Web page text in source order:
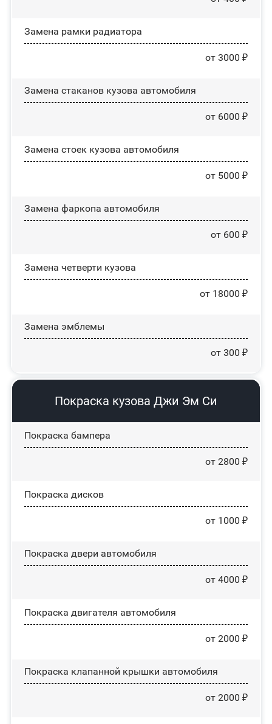
Замена рамки радиатора
от 3000 ₽
Замена стаканов кузова автомобиля
от 6000 ₽
Замена стоек кузова автомобиля
от 5000 ₽
Замена фаркопа автомобиля
от 600 ₽
Замена четверти кузова
от 18000 ₽
Замена эмблемы
от 300 ₽
Покраска кузова Джи Эм Си
Покраска бампера
от 2800 ₽
Покраска дисков
от 1000 ₽
Покраска двери автомобиля
от 4000 ₽
Покраска двигателя автомобиля
от 2000 ₽
Покраска клапанной крышки автомобиля
от 2000 ₽